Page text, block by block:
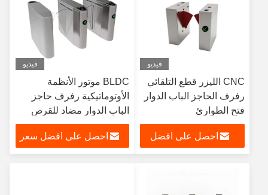
فيديو
CNC الليزر قطع التلقائي
رفرف الحاجز الباب الدوار
فتح الطوارئ
احصل على افضل
فيديو
BLDC موتور الأنظمة
الأوتوماتيكية رفرف حاجز
الباب الدوار مضاد للقرص
احصل على افضل سعر